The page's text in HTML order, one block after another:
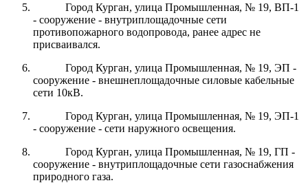
Город Курган, улица Промышленная, № 19, ВП-1
- сооружение - внутриплощадочные сети
противопожарного водопровода, ранее адрес не
присваивался.
Город Курган, улица Промышленная, № 19, ЭП -
сооружение - внешнеплощадочные силовые кабельные
сети 10кВ.
Город Курган, улица Промышленная, № 19, ЭП-1
- сооружение - сети наружного освещения.
Город Курган, улица Промышленная, № 19, ГП -
сооружение - внутриплощадочные сети газоснабжения
природного газа.